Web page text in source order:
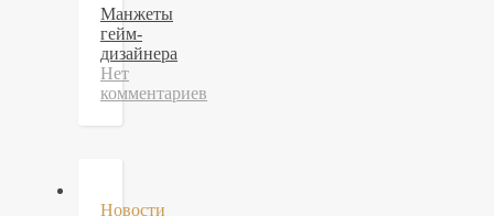
Манжеты
гейм-
дизайнера
Нет
комментариев
Новости